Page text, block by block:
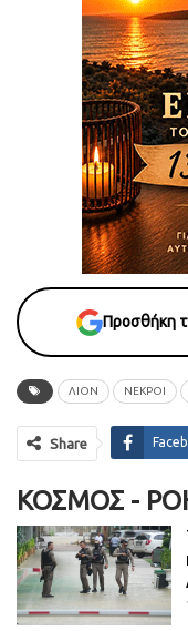
Προσθήκη
ΛΙΟΝ ΝΕΚΡΟΙ
Share
ΚΌΣΜΟΣ -